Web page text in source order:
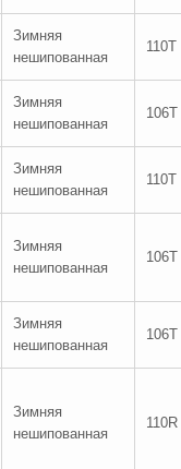
Зимняя
нешипованная
110T
Зимняя
нешипованная
106T
Зимняя
нешипованная
110T
Зимняя
нешипованная
106T
Зимняя
нешипованная
106T
Зимняя
нешипованная
110R